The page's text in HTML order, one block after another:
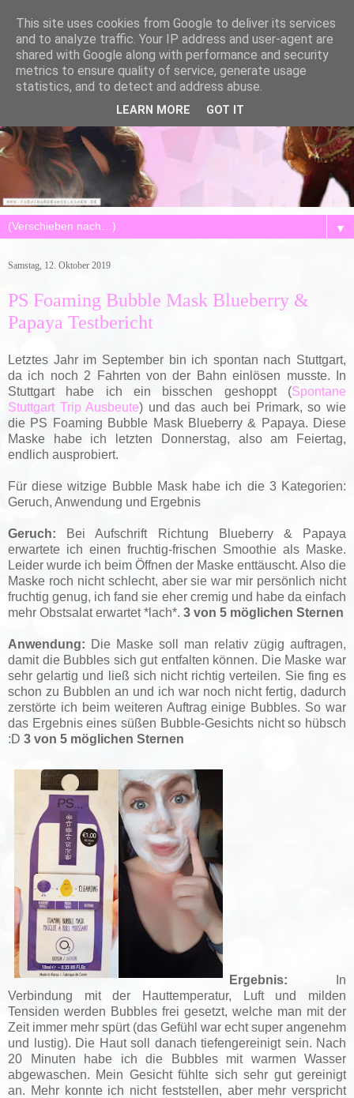
▼
Samstag, 12. Oktober 2019
PS Foaming Bubble Mask Blueberry &
Papaya Testbericht
Letztes Jahr im September bin ich spontan nach Stuttgart,
da ich noch 2 Fahrten von der Bahn einlösen musste. In
Stuttgart habe ich ein bisschen geshoppt (Spontane
Stuttgart Trip Ausbeute) und das auch bei Primark, so wie
die PS Foaming Bubble Mask Blueberry & Papaya. Diese
Maske habe ich letzten Donnerstag, also am Feiertag,
endlich ausprobiert.
Für diese witzige Bubble Mask habe ich die 3 Kategorien:
Geruch, Anwendung und Ergebnis
Geruch: Bei Aufschrift Richtung Blueberry & Papaya
erwartete ich einen fruchtig-frischen Smoothie als Maske.
Leider wurde ich beim Öffnen der Maske enttäuscht. Also die
Maske roch nicht schlecht, aber sie war mir persönlich nicht
fruchtig genug, ich fand sie eher cremig und habe da einfach
mehr Obstsalat erwartet *lach*. 3 von 5 möglichen Sternen
Anwendung: Die Maske soll man relativ zügig auftragen,
damit die Bubbles sich gut entfalten können. Die Maske war
sehr gelartig und ließ sich nicht richtig verteilen. Sie fing es
schon zu Bubblen an und ich war noch nicht fertig, dadurch
zerstörte ich beim weiteren Auftrag einige Bubbles. So war
das Ergebnis eines süßen Bubble-Gesichts nicht so hübsch
:D 3 von 5 möglichen Sternen
Ergebnis: In
Verbindung mit der Hauttemperatur, Luft und milden
Tensiden werden Bubbles frei gesetzt, welche man mit der
Zeit immer mehr spürt (das Gefühl war echt super angenehm
und lustig). Die Haut soll danach tiefengereinigt sein. Nach
20 Minuten habe ich die Bubbles mit warmen Wasser
abgewaschen. Mein Gesicht fühlte sich sehr gut gereinigt
an. Mehr konnte ich nicht feststellen, aber mehr verspricht
This site uses cookies from Google to deliver its services
and to analyze traffic. Your IP address and user-agent are
shared with Google along with performance and security
metrics to ensure quality of service, generate usage
statistics, and to detect and address abuse.
LEARN MORE GOT IT